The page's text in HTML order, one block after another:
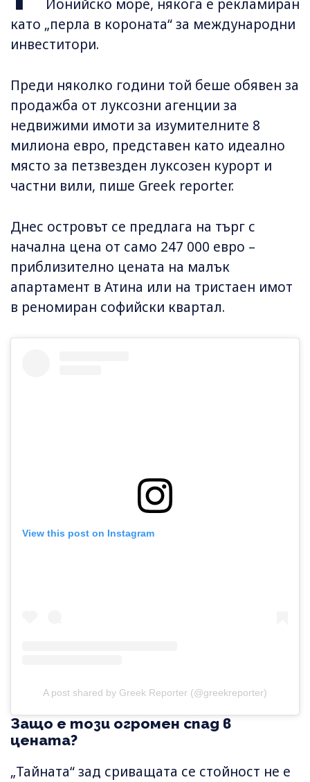
Йонийско море, някога е рекламиран
като „перла в короната“ за международни
инвеститори.
Преди няколко години той беше обявен за
продажба от луксозни агенции за
недвижими имоти за изумителните 8
милиона евро, представен като идеално
място за петзвезден луксозен курорт и
частни вили, пише Greek reporter.
Днес островът се предлага на търг с
начална цена от само 247 000 евро –
приблизително цената на малък
апартамент в Атина или на тристаен имот
в реномиран софийски квартал.
View this post on Instagram
A post shared by Greek Reporter (@greekreporter)
Защо е този огромен спад в
цената?
„Тайната“ зад сриващата се стойност не е